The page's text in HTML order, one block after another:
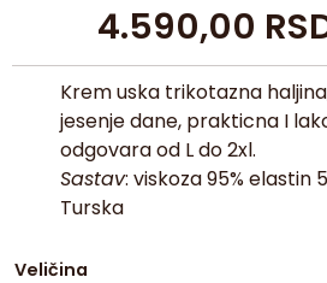
4.590,00
Krem uska trikotazna
jesenje dane, prakticna I
odgovara od L do 2xl.
Sastav: viskoza 95% elastin
Turska
Veličina